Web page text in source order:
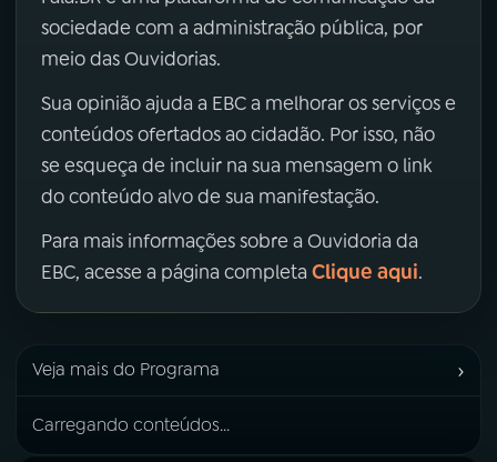
sociedade com a administração pública, por
meio das Ouvidorias.
Sua opinião ajuda a EBC a melhorar os serviços e
conteúdos ofertados ao cidadão. Por isso, não
se esqueça de incluir na sua mensagem o link
do conteúdo alvo de sua manifestação.
Para mais informações sobre a Ouvidoria da
EBC, acesse a página completa Clique aqui.
Veja mais do Programa ›
Carregando conteúdos...